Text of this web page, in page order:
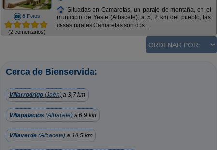
8 Fotos
(2 comentarios)
Situadas en Camaretas, un paraje de montaña, en el
municipio de Yeste (Albacete), a 5, 2 km del pueblo, las
casas rurales Camaretas son dos ...
Cerca de Bienservida:
Villarrodrigo (Jaén) a 3,7 km
Villapalacios (Albacete) a 6,9 km
Villaverde (Albacete) a 10,5 km